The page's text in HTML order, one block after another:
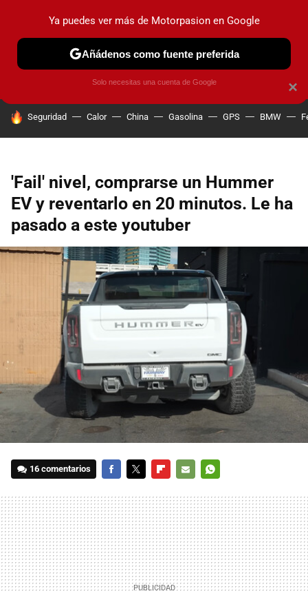
PRUEBAS COCHES ELÉCTRICOS OBSERVATORIO
HOY SE HABLA DE
Seguridad Calor China Gasolina GPS BMW
'Fail' nivel, comprarse un Hummer
EV y reventarlo en 20 minutos. Le ha
pasado a este youtuber
16 comentarios
MAIL
×
Ya puedes ver más de Motorpasion en Google
Añádenos como fuente preferida
Solo necesitas una cuenta de Google